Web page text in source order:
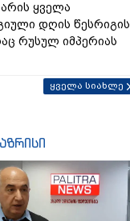
არის ყველა
დღის წესრიგის
რუსულ იმპერიას
ყველა სიახლე